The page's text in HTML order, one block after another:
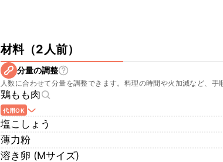
材料（2人前）
分量の調整
人数に合わせて分量を調整できます。料理の時間や火加減など、手
鶏もも肉
代用OK
塩こしょう
薄力粉
溶き卵 (Mサイズ)